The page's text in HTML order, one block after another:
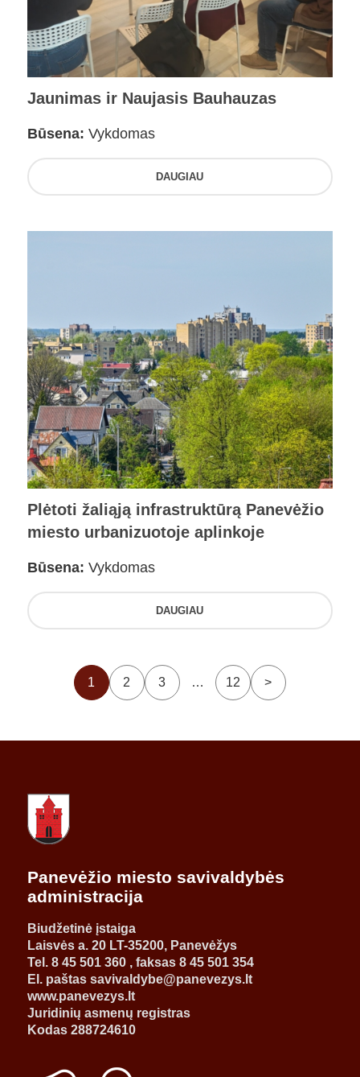
Jaunimas ir Naujasis Bauhauzas
Būsena: Vykdomas
DAUGIAU
Plėtoti žaliąją infrastruktūrą Panevėžio
miesto urbanizuotoje aplinkoje
Būsena: Vykdomas
DAUGIAU
1 2 3 … 12 >
Panevėžio miesto savivaldybės
administracija
Biudžetinė įstaiga
Laisvės a. 20 LT-35200, Panevėžys
Tel. 8 45 501 360 , faksas 8 45 501 354
El. paštas savivaldybe@panevezys.lt
www.panevezys.lt
Juridinių asmenų registras
Kodas 288724610